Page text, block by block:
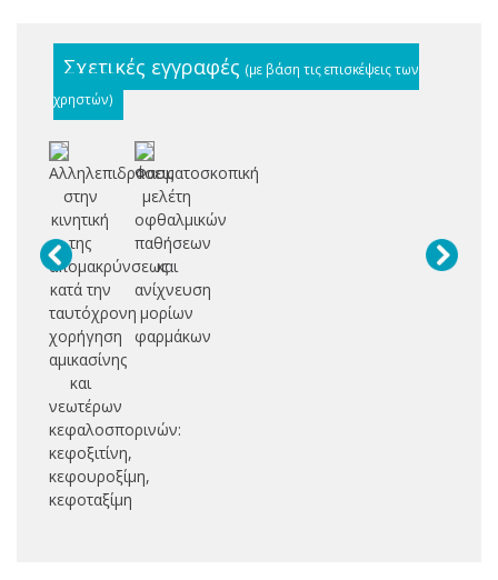
Σχετικές εγγραφές (με βάση τις επισκέψεις των
χρηστών)
Αλληλεπιδράσεις
στην
κινητική
της
απομακρύνσεως
κατά την
ταυτόχρονη
χορήγηση
αμικασίνης
και
νεωτέρων
κεφαλοσπορινών:
κεφοξιτίνη,
κεφουροξίμη,
κεφοταξίμη
Φασματοσκοπική
μελέτη
οφθαλμικών
παθήσεων
και
ανίχνευση
μορίων
φαρμάκων